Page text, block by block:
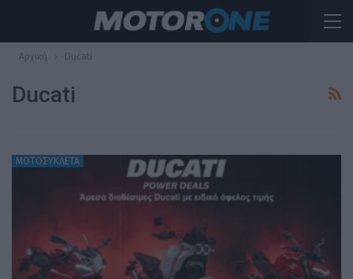
Αρχική Ducati
Ducati
ΜΟΤΟΣΥΚΛΕΤΑ